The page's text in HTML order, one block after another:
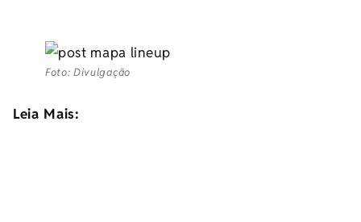
Foto: Divulgação
Leia Mais: